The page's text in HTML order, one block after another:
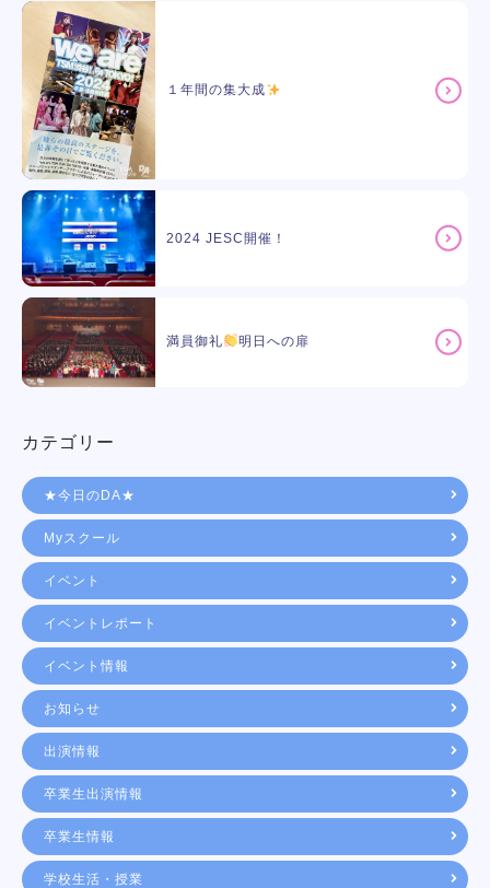
１年間の集大成
2024 JESC開催！
満員御礼 明日への扉
カテゴリー
★今日のDA★
Myスクール
イベント
イベントレポート
イベント情報
お知らせ
出演情報
卒業生出演情報
卒業生情報
学校生活・授業